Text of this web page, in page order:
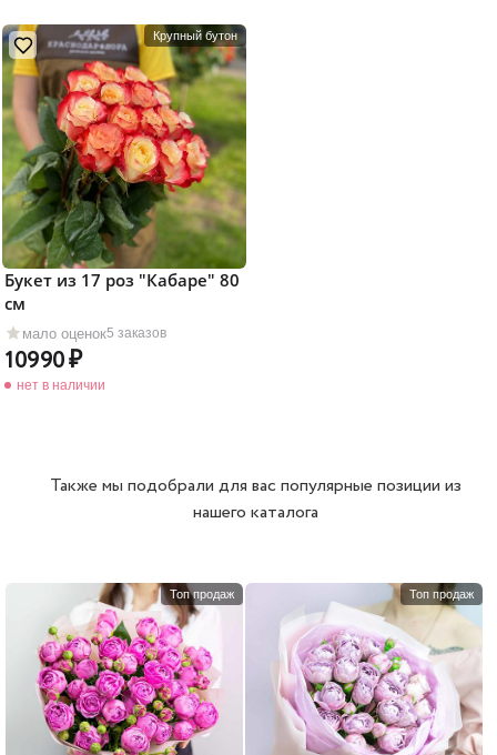
Крупный бутон
мало оценок5 заказов
Букет из 17 роз "Кабаре" 80
см
10990
нет в наличии
Также мы подобрали для вас популярные позиции из
нашего каталога
Топ продаж Топ продаж